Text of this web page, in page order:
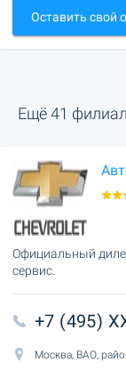
Оставить свой
Ещё 41
Официальный
сервис.
+7 (495)
Москва, ВАО,